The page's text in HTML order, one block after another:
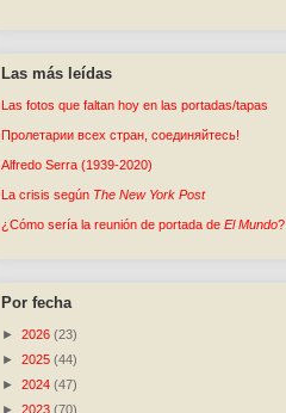
Las más leídas
Las fotos que faltan hoy en las portadas/tapas
Пролетарии всех стран, соединяйтесь!
Alfredo Serra (1939-2020)
La crisis según The New York Post
¿Cómo sería la reunión de portada de El Mundo?
Por fecha
► 2026 (23)
► 2025 (44)
► 2024 (47)
► 2023 (70)